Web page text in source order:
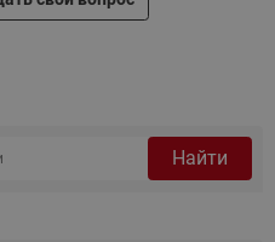
Найти